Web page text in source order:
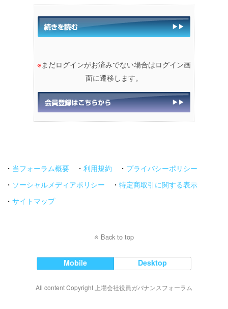
※まだログインがお済みでない場合はログイン画
面に遷移します。
・ 当フォーラム概要 ・ 利用規約 ・ プライバシーポリシー
・ ソーシャルメディアポリシー ・ 特定商取引に関する表示
・ サイトマップ
Back to top
Mobile Desktop
All content Copyright 上場会社役員ガバナンスフォーラム